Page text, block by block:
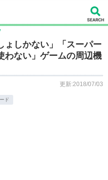
ょしかない」「スーパー
わない」ゲームの周辺機
更新:2018/07/03
ド